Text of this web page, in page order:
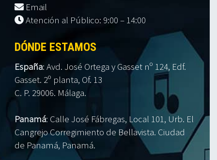
Email
Atención al Público: 9:00 – 14:00
DÓNDE ESTAMOS
España: Avd. José Ortega y Gasset nº 124, Edf.
Gasset. 2º planta, Of. 13
C. P. 29006. Málaga.
Panamá: Calle José Fábregas, Local 101, Urb. El
Cangrejo Corregimiento de Bellavista. Ciudad
de Panamá, Panamá.